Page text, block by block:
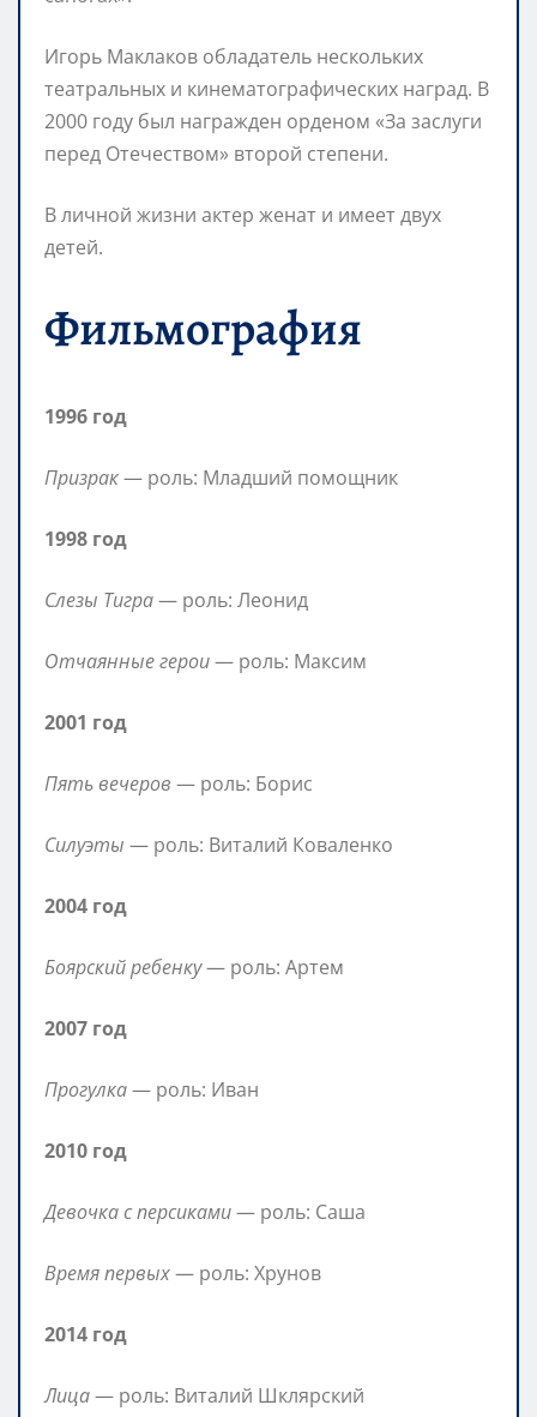
Игорь Маклаков обладатель нескольких
театральных и кинематографических наград. В
2000 году был награжден орденом «За заслуги
перед Отечеством» второй степени.
В личной жизни актер женат и имеет двух
детей.
Фильмография
1996 год
Призрак— роль: Младший помощник
1998 год
Слезы Тигра— роль: Леонид
Отчаянные герои— роль: Максим
2001 год
Пять вечеров — роль: Борис
Силуэты — роль: Виталий Коваленко
2004 год
Боярский ребенку— роль: Артем
2007 год
Прогулка— роль: Иван
2010 год
Девочка с персиками— роль: Саша
Время первых— роль: Хрунов
2014 год
Лица— роль: Виталий Шклярский